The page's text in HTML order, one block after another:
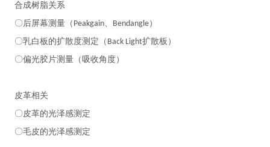
合成树脂关系
〇后屏幕测量（ Peakgain、 Bendangle）
〇乳白板的扩散度测定（ Back Light扩散板）
〇偏光胶片测量（吸收角度）
皮革相关
〇皮革的光泽感测定
〇毛皮的光泽感测定